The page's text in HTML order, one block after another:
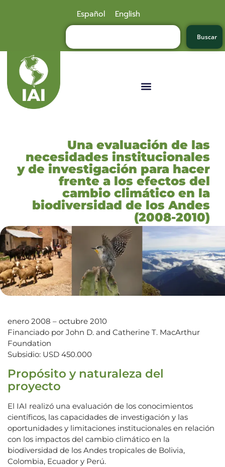
Español English
Buscar
Una evaluación de las
necesidades institucionales
y de investigación para hacer
frente a los efectos del
cambio climático en la
biodiversidad de los Andes
(2008-2010)
enero 2008 – octubre 2010
Financiado por John D. and Catherine T. MacArthur
Foundation
Subsidio: USD 450.000
Propósito y naturaleza del
proyecto
El IAI realizó una evaluación de los conocimientos
científicos, las capacidades de investigación y las
oportunidades y limitaciones institucionales en relación
con los impactos del cambio climático en la
biodiversidad de los Andes tropicales de Bolivia,
Colombia, Ecuador y Perú.